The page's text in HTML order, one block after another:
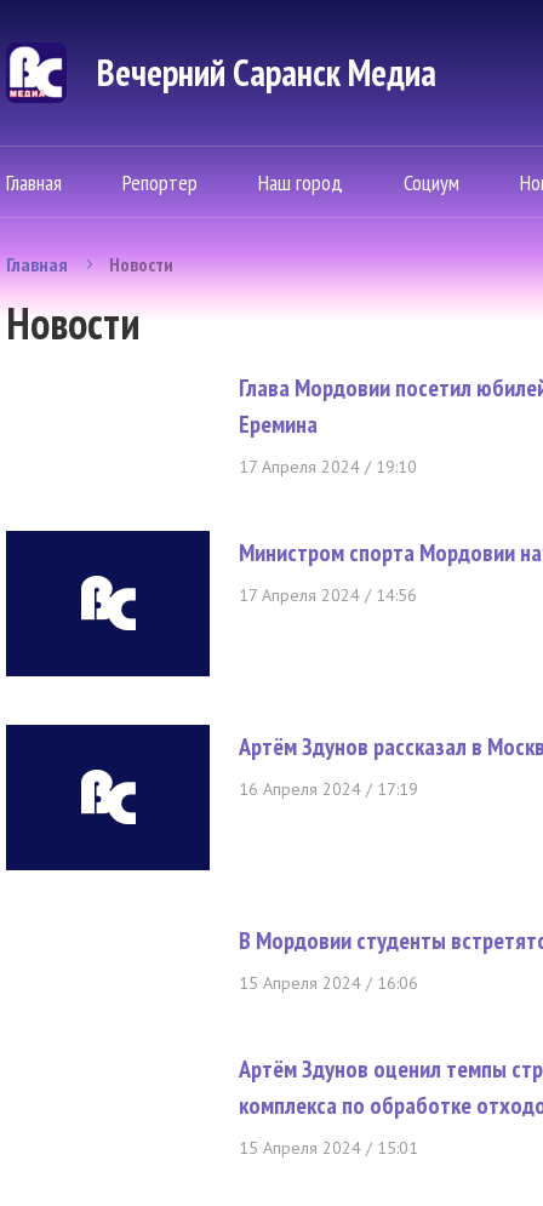
Вечерний Саранск Mедиа
Главная Репортер Наш город Социум
Главная Новости
Новости
Глава Мордовии посетил
Еремина
17 Апреля 2024 / 19:10
Министром спорта Мордовии
17 Апреля 2024 / 14:56
Артём Здунов рассказал в
16 Апреля 2024 / 17:19
В Мордовии студенты
15 Апреля 2024 / 16:06
Артём Здунов оценил темпы
комплекса по обработке
15 Апреля 2024 / 15:01